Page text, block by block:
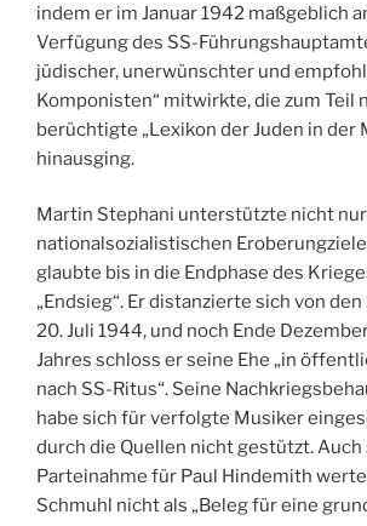
indem er im Januar 1942 maßgeblich
Verfügung des SS-
jüdischer, unerwünschter und
Komponisten“ mitwirkte, die zum Teil
berüchtigte „Lexikon der Juden in der
hinausging.
Martin Stephani unterstützte nicht
nationalsozialistischen
glaubte bis in die Endphase des
„Endsieg“. Er distanzierte sich von
20. Juli 1944, und noch Ende
Jahres schloss er seine Ehe „in
nach SS-Ritus“. Seine
habe sich für verfolgte Musiker
durch die Quellen nicht gestützt. Auch
Parteinahme für Paul Hindemith
Schmuhl nicht als „Beleg für eine